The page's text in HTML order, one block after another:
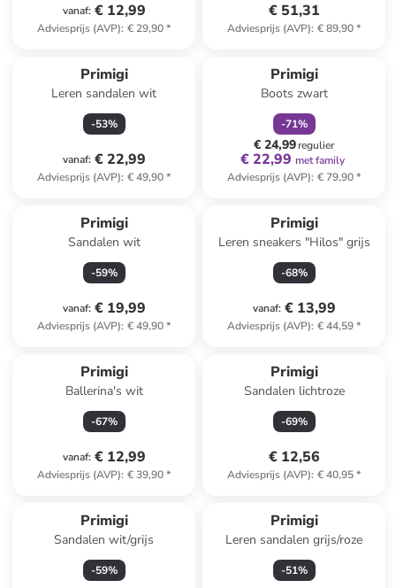
vanaf: € 12,99
Adviesprijs (AVP): € 29,90*
€ 51,31
Adviesprijs (AVP): € 89,90*
Primigi
Leren sandalen wit
-53%
vanaf: € 22,99
Adviesprijs (AVP): € 49,90*
Primigi
Boots zwart
-71%
€ 24,99regulier
€ 22,99 met family
Adviesprijs (AVP): € 79,90*
Primigi
Sandalen wit
-59%
vanaf: € 19,99
Adviesprijs (AVP): € 49,90*
Primigi
Leren sneakers "Hilos" grijs
-68%
vanaf: € 13,99
Adviesprijs (AVP): € 44,59*
Primigi
Ballerina's wit
-67%
vanaf: € 12,99
Adviesprijs (AVP): € 39,90*
Primigi
Sandalen lichtroze
-69%
€ 12,56
Adviesprijs (AVP): € 40,95*
Primigi
Sandalen wit/grijs
-59%
Primigi
Leren sandalen grijs/roze
-51%